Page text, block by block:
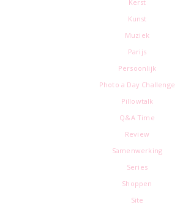
Kerst
Kunst
Muziek
Parijs
Persoonlijk
Photo a Day Challenge
Pillowtalk
Q&A Time
Review
Samenwerking
Series
Shoppen
Site